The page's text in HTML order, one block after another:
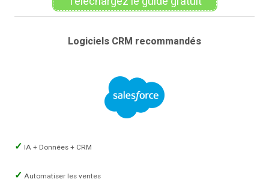
Logiciels CRM recommandés
IA + Données + CRM
Automatiser les ventes